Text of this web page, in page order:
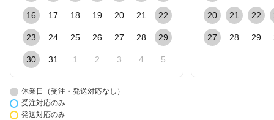
16 17 18 19 20 21 22
23 24 25 26 27 28 29
30 31 1 2 3 4 5
20 21 22
27 28 29
休業日（受注・発送対応なし）
受注対応のみ
発送対応のみ